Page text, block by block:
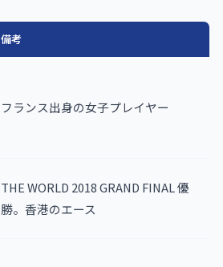
備考
フランス出身の女子プレイヤー
THE WORLD 2018 GRAND FINAL 優
勝。香港のエース